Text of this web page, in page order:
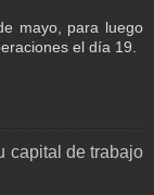
mayo, para luego
el día 19.
capital de trabajo